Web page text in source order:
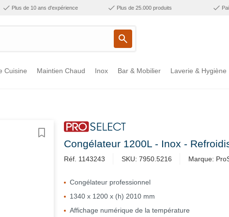
Plus de 10 ans d'expérience Plus de 25.000 produits
Cuisine Maintien Chaud Inox Bar & Mobilier Laverie & Hygiène
Congélateur 1200L - Inox -
Réf. 1143243 SKU: 7950.5216 Marque:
Congélateur professionnel
1340 x 1200 x (h) 2010 mm
Affichage numérique de la température